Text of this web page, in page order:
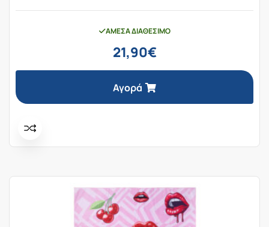
ΆΜΕΣΑ ΔΙΑΘΈΣΙΜΟ
21,90€
Αγορά